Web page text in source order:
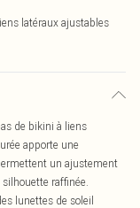
latéraux ajustables
de bikini à liens
apporte une
un ajustement
raffinée.
lunettes de soleil